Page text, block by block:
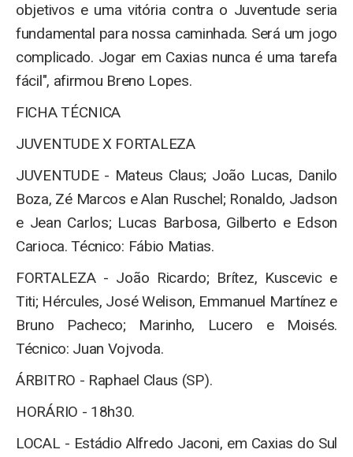
objetivos e uma vitória contra o Juventude seria
fundamental para nossa caminhada. Será um jogo
complicado. Jogar em Caxias nunca é uma tarefa
fácil", afirmou Breno Lopes.
FICHA TÉCNICA
JUVENTUDE X FORTALEZA
JUVENTUDE - Mateus Claus; João Lucas, Danilo
Boza, Zé Marcos e Alan Ruschel; Ronaldo, Jadson
e Jean Carlos; Lucas Barbosa, Gilberto e Edson
Carioca. Técnico: Fábio Matias.
FORTALEZA - João Ricardo; Brítez, Kuscevic e
Titi; Hércules, José Welison, Emmanuel Martínez e
Bruno Pacheco; Marinho, Lucero e Moisés.
Técnico: Juan Vojvoda.
ÁRBITRO - Raphael Claus (SP).
HORÁRIO - 18h30.
LOCAL - Estádio Alfredo Jaconi, em Caxias do Sul